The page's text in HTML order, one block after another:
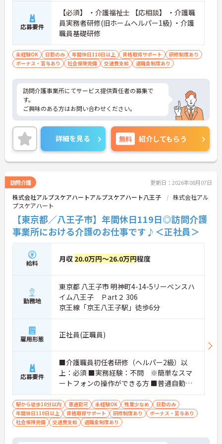
応募要件
【必須】 ・介護福祉士 【応相談】 ・介護職
員実務者研修(旧ホームヘルパー1級) ・介護
職員基礎研修
未経験OK 日勤のみ 年間休日110日以上 資格取得サポート
研修制度あり
ボーナス・賞与あり
社会保険完備 交通費支給 退職金制度あり
訪問介護事業所にてサービス提供責任者の募集で
す。
ご興味のある方はお問い合わせください。
詳細を見る 無料 紹介してもらう
訪問介護 更新日：2026年08月07日
株式会社アルプスケアハートアルプスケアハート八王子
株式会社アル
プスケアハート
【東京都／八王子市】年間休日119日◎訪問介護
事業所における介護のお仕事です♪＜正社員＞
給料 月収 20.0万円～26.0万円程度
勤務地
東京都 八王子市 明神町4-14-5リーベンスハ
イム八王子 Ｐart２ 306
京王線「京王八王子駅」徒歩6分
雇用形態 正社員(正職員)
応募要件
■介護職員初任者研修（ヘルパー2級）以
上：必須 ■実務経験：不問 ※簡単なスマ
ートフォンの操作ができる方 ■普通自動車
運転免許（AT限定可）：あれば尚可
駅から徒歩10分以内 車通勤可 未経験OK 残業少なめ
日勤のみ
年間休日110日以上
資格取得サポート 研修制度あり
ボーナス・賞与あり
社会保険完備
交通費支給 退職金制度あり